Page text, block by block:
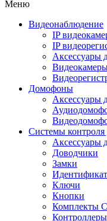
Меню
Видеонаблюдение
IP
IP
Аксессуары
Домофоны
Аксессуары
Системы контроля
Аксессуары
Доводчики
Замки
Ключи
Кнопки
Комплекты
Контроллеры